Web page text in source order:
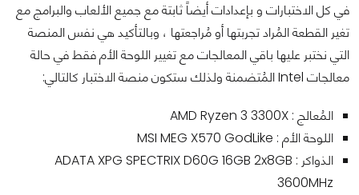
في كل الاختبارات و بإعدادات أيضاً ثابتة مع جميع الألعاب والبرامج مع
تغير القطعة المُراد تجربتها أو مُراجعتها ، وبالتأكيد هي نفس المنصة
التي نختبر عليها باقي المعالجات مع تغيير اللوحة الأم فقط في حالة
معالجات Intel المُتضمنة ولذلك ستكون منصة الاختبار كالتالي:
المُعالج : AMD Ryzen 3 3300X
اللوحة الأم : MSI MEG X570 GodLike
الذواكر : ADATA XPG SPECTRIX D60G 16GB 2x8GB
3600MHz